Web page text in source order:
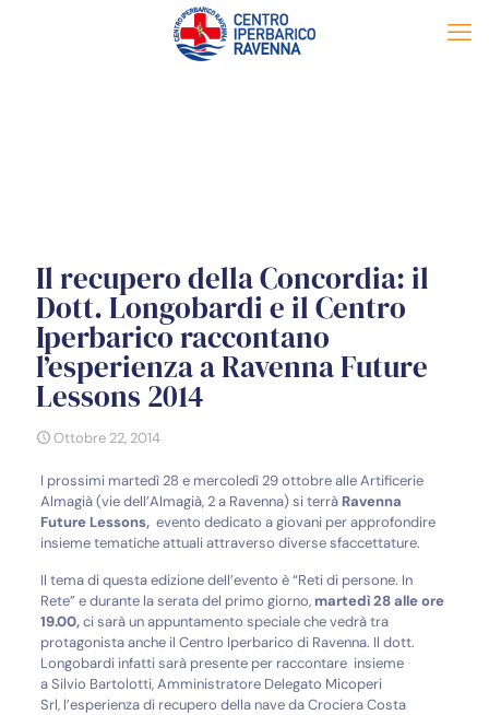
Il recupero della Concordia: il
Dott. Longobardi e il Centro
Iperbarico raccontano
l’esperienza a Ravenna Future
Lessons 2014
Ottobre 22, 2014
I prossimi martedì 28 e mercoledì 29 ottobre alle Artificerie
Almagià (vie dell’Almagià, 2 a Ravenna) si terrà Ravenna
Future Lessons,evento dedicato a giovani per approfondire
insieme tematiche attuali attraverso diverse sfaccettature.
Il tema di questa edizione dell’evento è “Reti di persone. In
Rete” e durante la serata del primo giorno, martedì 28 alle ore
19.00,ci sarà un appuntamento speciale che vedrà tra
protagonista anche il Centro Iperbarico di Ravenna. Il dott.
Longobardi infatti sarà presente per raccontare insieme
a Silvio Bartolotti, Amministratore Delegato Micoperi
Srl, l’esperienza di recupero della nave da Crociera Costa